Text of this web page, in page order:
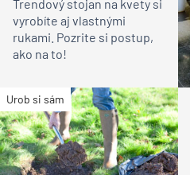
Trendový stojan na kvety si
vyrobíte aj vlastnými
rukami. Pozrite si postup,
ako na to!
Urob si sám